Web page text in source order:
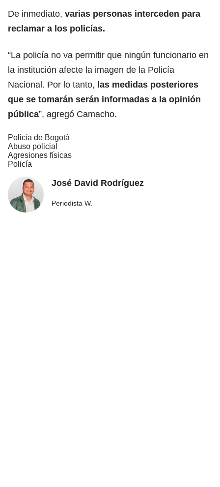
De inmediato, varias personas interceden para
reclamar a los policías.
“La policía no va permitir que ningún funcionario en
la institución afecte la imagen de la Policía
Nacional. Por lo tanto, las medidas posteriores
que se tomarán serán informadas a la opinión
pública”, agregó Camacho.
Policía de Bogotá
Abuso policial
Agresiones físicas
Policía
José David Rodríguez
Periodista W.